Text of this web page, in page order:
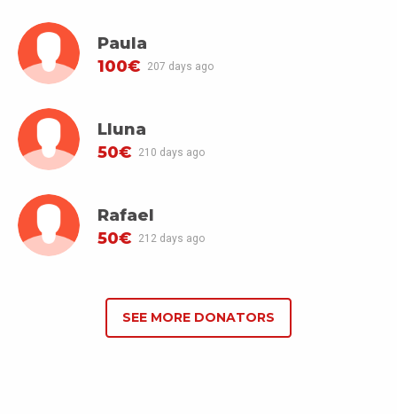
Paula
100€
207 days ago
Lluna
50€
210 days ago
Rafael
50€
212 days ago
SEE MORE DONATORS